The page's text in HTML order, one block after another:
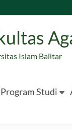
Islam Balitar
Program Studi